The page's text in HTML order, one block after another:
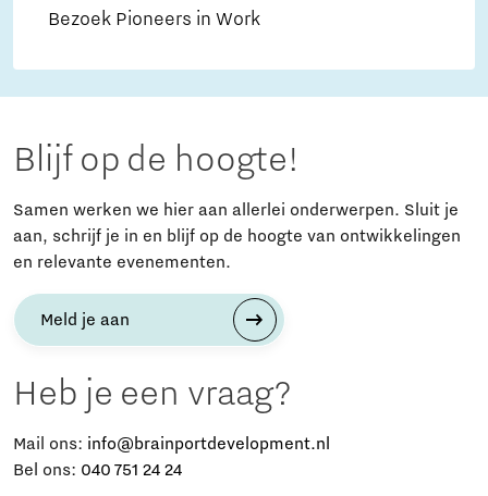
Bezoek Pioneers in Work
Blijf op de hoogte!
Samen werken we hier aan allerlei onderwerpen. Sluit je
aan, schrijf je in en blijf op de hoogte van ontwikkelingen
en relevante evenementen.
Meld je aan
Heb je een vraag?
Mail ons: info@brainportdevelopment.nl
Bel ons: 040 751 24 24